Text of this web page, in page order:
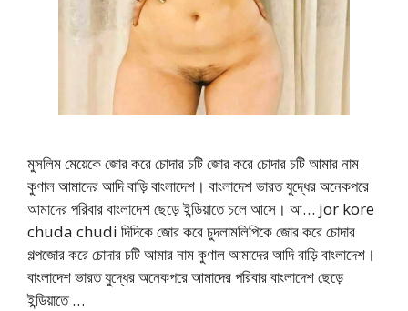
মুসলিম মেয়েকে জোর করে চোদার চটি জোর করে চোদার চটি আমার নাম
কুণাল আমাদের আদি বাড়ি বাংলাদেশ। বাংলাদেশ ভারত যুদ্ধের অনেকপরে
আমাদের পরিবার বাংলাদেশ ছেড়ে ইন্ডিয়াতে চলে আসে। আ… jor kore
chuda chudi দিদিকে জোর করে চুদলামলিপিকে জোর করে চোদার
গল্পজোর করে চোদার চটি আমার নাম কুণাল আমাদের আদি বাড়ি বাংলাদেশ।
বাংলাদেশ ভারত যুদ্ধের অনেকপরে আমাদের পরিবার বাংলাদেশ ছেড়ে
ইন্ডিয়াতে …